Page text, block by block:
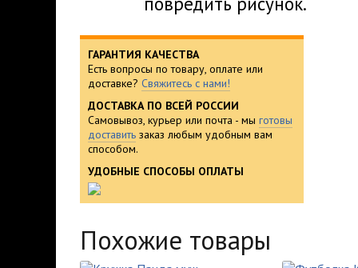
ГАРАНТИЯ КАЧЕСТВА
Есть вопросы по товару, оплате или
доставке? Свяжитесь с нами!
ДОСТАВКА ПО ВСЕЙ РОССИИ
Самовывоз, курьер или почта - мы готовы
доставить заказ любым удобным вам
способом.
УДОБНЫЕ СПОСОБЫ ОПЛАТЫ
Похожие товары